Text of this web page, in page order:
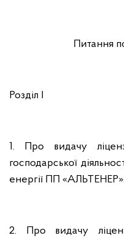
Питання
Розділ І
1. Про видачу
господарської
енергії ПП «АЛЬТЕНЕР».
2. Про видачу